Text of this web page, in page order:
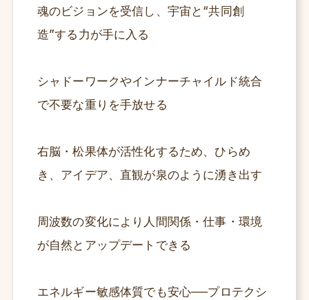
魂のビジョンを受信し、宇宙と“共同創
造”する力が手に入る
シャドーワークやインナーチャイルド統合
で不要な重りを手放せる
右脳・松果体が活性化するため、ひらめ
き、アイデア、直観が泉のように湧き出す
周波数の変化により人間関係・仕事・環境
が自然とアップデートできる
エネルギー敏感体質でも安心──プロテクシ